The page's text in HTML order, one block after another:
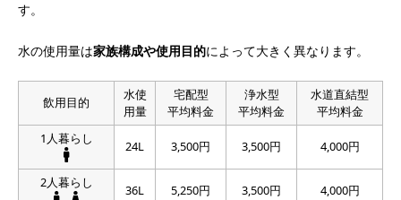
す。
水の使用量は家族構成や使用目的によって大きく異なります。
飲用目的
水使
用量
宅配型
平均料金
浄水型
平均料金
水道直結型
平均料金
1人暮らし
24L 3,500円 3,500円 4,000円
2人暮らし 36L 5,250円 3,500円 4,000円